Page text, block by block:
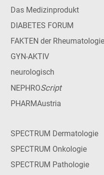
Das Medizinprodukt
DIABETES FORUM
FAKTEN der Rheumatologie
GYN-AKTIV
neurologisch
NEPHROScript
PHARMAustria
SPECTRUM Dermatologie
SPECTRUM Onkologie
SPECTRUM Pathologie